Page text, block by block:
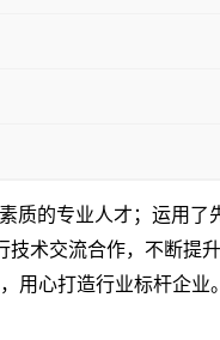
质的专业人才；运用
术交流合作，不断提
用心打造行业标杆企业。